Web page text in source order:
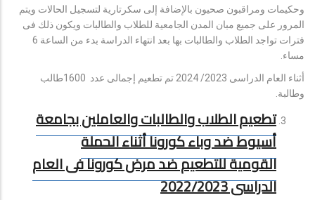
وحكيمات ومراقبون صحيون بالإضافة إلى سكرتارية لتسجيل الحالات ويتم
المرور على جميع مبان المدن الجامعية للطلاب والطالبات ويكون ذلك فى
فترات تواجد الطلاب والطالبات بها بعد انتهاء الدراسة بدء من الساعة 6
مساء.
أثناء العام الدراسى 2023/ 2024 تم تطعيم إجمالى عدد 1600طالب
وطالبة.
تطعيم الطلاب والطالبات والعاملين بجامعة
أسيوط ضد وباء كورونا أثناء الحملة
القومية للتطعيم ضد مرض كورونا فى العام
الدراسى 2022/2023